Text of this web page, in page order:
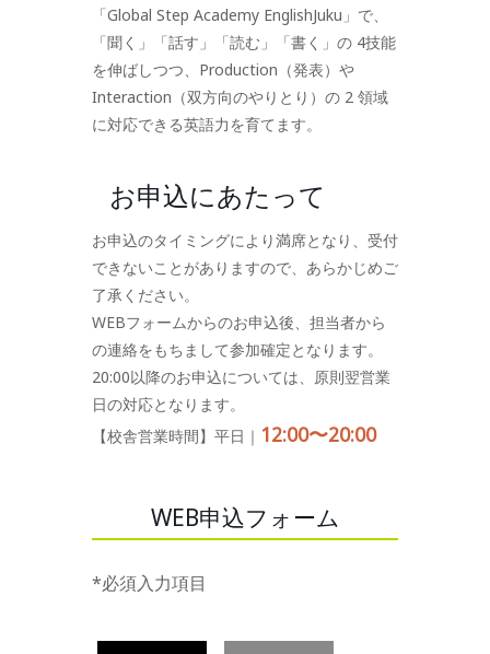
「Global Step Academy EnglishJuku」で、
「聞く」「話す」「読む」「書く」の 4技能
を伸ばしつつ、Production（発表）や
Interaction（双方向のやりとり）の 2 領域
に対応できる英語力を育てます。
お申込にあたって
お申込のタイミングにより満席となり、受付
できないことがありますので、あらかじめご
了承ください。
WEBフォームからのお申込後、担当者から
の連絡をもちまして参加確定となります。
20:00以降のお申込については、原則翌営業
日の対応となります。
【校舎営業時間】平日｜ 12:00〜20:00
WEB申込フォーム
*必須入力項目